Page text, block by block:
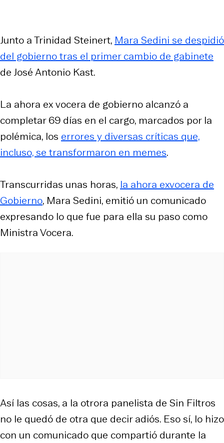
Junto a Trinidad Steinert, Mara Sedini se despidió
del gobierno tras el primer cambio de gabinete
de José Antonio Kast.
La ahora ex vocera de gobierno alcanzó a
completar 69 días en el cargo, marcados por la
polémica, los errores y diversas críticas que,
incluso, se transformaron en memes.
Transcurridas unas horas, la ahora exvocera de
Gobierno, Mara Sedini, emitió un comunicado
expresando lo que fue para ella su paso como
Ministra Vocera.
Así las cosas, a la otrora panelista de Sin Filtros
no le quedó de otra que decir adiós. Eso sí, lo hizo
con un comunicado que compartió durante la